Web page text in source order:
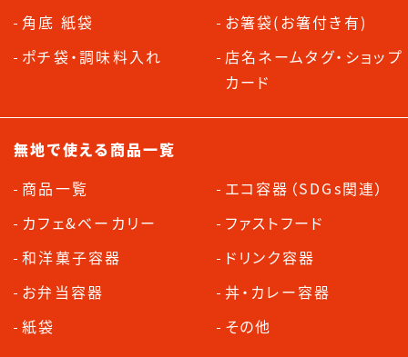
角底 紙袋
お箸袋(お箸付き有)
ポチ袋・調味料入れ
店名ネームタグ・ショップ
カード
無地で使える商品一覧
商品一覧
エコ容器（SDGs関連）
カフェ&ベーカリー
ファストフード
和洋菓子容器
ドリンク容器
お弁当容器
丼・カレー容器
紙袋
その他